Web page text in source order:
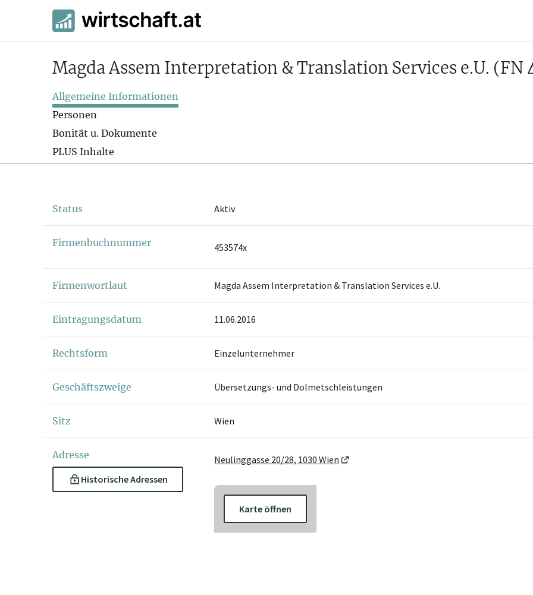
Magda Assem Interpretation & Translation Services e.U. (FN
Allgemeine Informationen
Personen
Bonität u. Dokumente
PLUS Inhalte
Status Aktiv
Firmenbuchnummer 453574x
Firmenwortlaut Magda Assem Interpretation & Translation Services e.U.
Eintragungsdatum 11.06.2016
Rechtsform Einzelunternehmer
Geschäftszweige Übersetzungs- und Dolmetschleistungen
Sitz Wien
Adresse
Historische Adressen
Neulinggasse 20/28, 1030 Wien
Karte öffnen